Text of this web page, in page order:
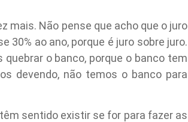
mais. Não pense que acho que o juro
30% ao ano, porque é juro sobre juro.
o banco, porque o banco tem
devendo, não temos o banco para
têm sentido existir se for para fazer as